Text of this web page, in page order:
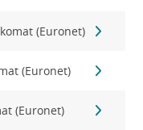
(Euronet)
(Euronet)
(Euronet)